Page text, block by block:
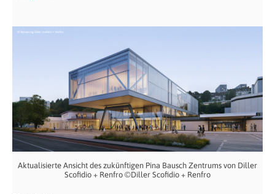
Aktualisierte Ansicht des zukünftigen Pina Bausch Zentrums von Diller
Scofidio + Renfro ©Diller Scofidio + Renfro